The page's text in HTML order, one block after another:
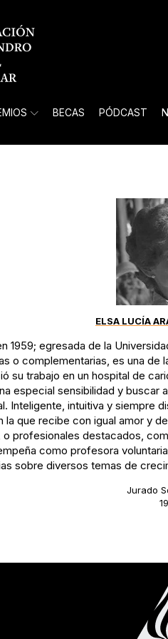
BECAS PÓDCAST
ELSA LUCÍA
1959; egresada de la
o complementarias, es una
su trabajo en un hospital de
especial sensibilidad y buscar
Inteligente, intuitiva y siempre
la que recibe con igual amor y
profesionales destacados,
como profesora
sobre diversos temas de
Jurado